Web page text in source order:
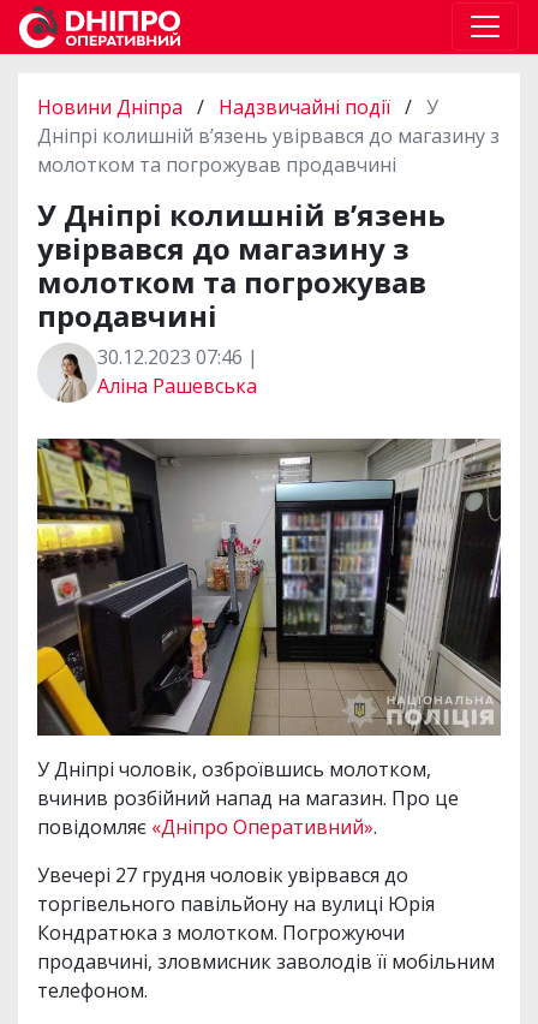
Новини Дніпра / Надзвичайні події / У
Дніпрі колишній в’язень увірвався до магазину з
молотком та погрожував продавчині
У Дніпрі колишній в’язень
увірвався до магазину з
молотком та погрожував
продавчині
30.12.2023 07:46 |
Аліна Рашевська
У Дніпрі чоловік, озброївшись молотком,
вчинив розбійний напад на магазин. Про це
повідомляє «Дніпро Оперативний».
Увечері 27 грудня чоловік увірвався до
торгівельного павільйону на вулиці Юрія
Кондратюка з молотком. Погрожуючи
продавчині, зловмисник заволодів її мобільним
телефоном.